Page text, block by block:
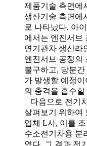
제품기술 측면에
생산기술 측면에
로 나타났다. 아
에서는 엔진서브
연기관차 생산라
엔진서브 공정의
불구하고, 당분
가 발생할 예정
의 충격을 흡수
다음으로 전기
살펴보기 위하여
업체 L사, 이를
수소전기차용 분
였다. 그 결과 전